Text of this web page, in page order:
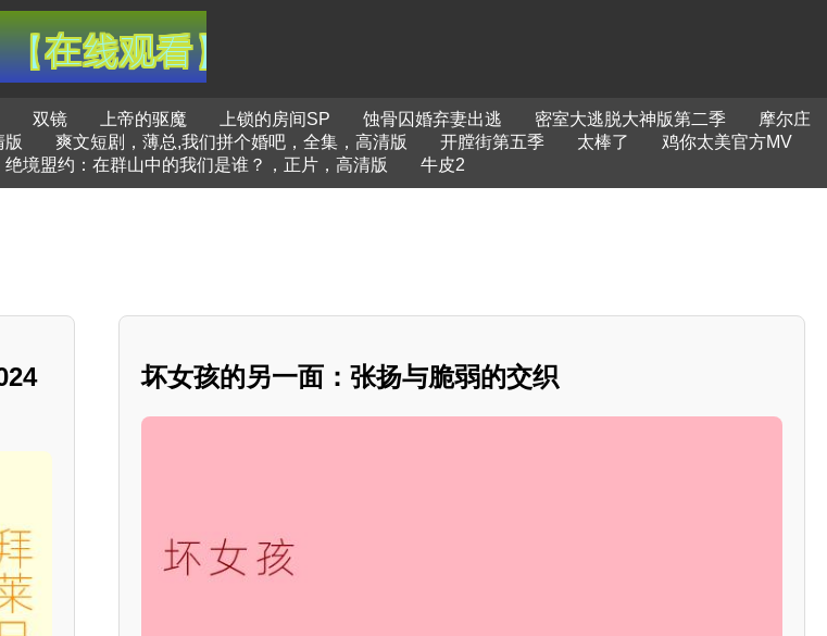
双镜 上帝的驱魔 上锁的房间SP 蚀骨囚婚弃妻出逃 密室大逃脱大神版第二季
摩尔庄
版 爽文短剧，薄总,我们拼个婚吧，全集，高清版 开膛街第五季 太棒了
鸡你太美官方MV
绝境盟约：在群山中的我们是谁？，正片，高清版 牛皮2
坏女孩的另一面：张扬与脆弱的交织